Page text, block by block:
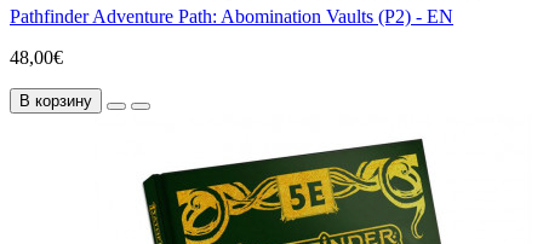
Pathfinder Adventure Path: Abomination Vaults (P2) - EN
48,00€
В корзину